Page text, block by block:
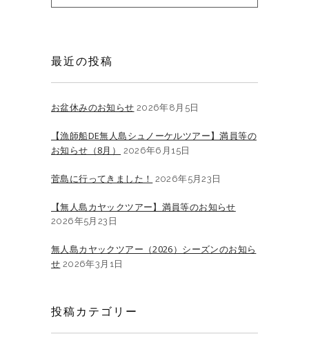
最近の投稿
お盆休みのお知らせ 2026年8月5日
【漁師船DE無人島シュノーケルツアー】満員等の
お知らせ（8月）
2026年6月15日
菅島に行ってきました！ 2026年5月23日
【無人島カヤックツアー】満員等のお知らせ
2026年5月23日
無人島カヤックツアー（2026）シーズンのお知ら
せ 2026年3月1日
投稿カテゴリー